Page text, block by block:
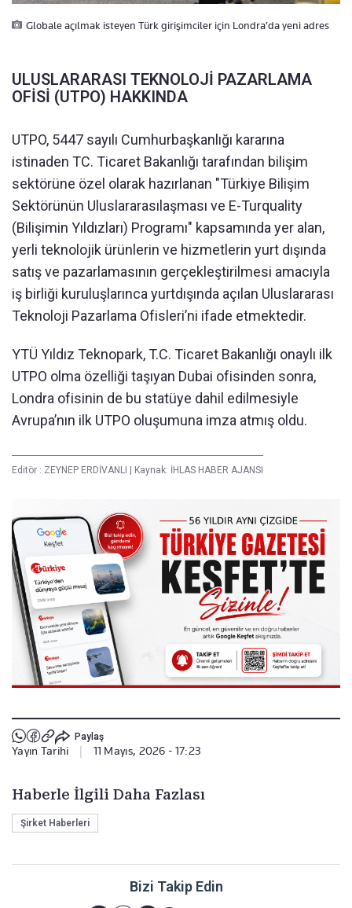
Globale açılmak isteyen Türk girişimciler için Londra’da yeni adres
ULUSLARARASI TEKNOLOJİ PAZARLAMA
OFİSİ (UTPO) HAKKINDA
UTPO, 5447 sayılı Cumhurbaşkanlığı kararına
istinaden TC. Ticaret Bakanlığı tarafından bilişim
sektörüne özel olarak hazırlanan "Türkiye Bilişim
Sektörünün Uluslararasılaşması ve E-Turquality
(Bilişimin Yıldızları) Programı" kapsamında yer alan,
yerli teknolojik ürünlerin ve hizmetlerin yurt dışında
satış ve pazarlamasının gerçekleştirilmesi amacıyla
iş birliği kuruluşlarınca yurtdışında açılan Uluslararası
Teknoloji Pazarlama Ofisleri’ni ifade etmektedir.
YTÜ Yıldız Teknopark, T.C. Ticaret Bakanlığı onaylı ilk
UTPO olma özelliği taşıyan Dubai ofisinden sonra,
Londra ofisinin de bu statüye dahil edilmesiyle
Avrupa’nın ilk UTPO oluşumuna imza atmış oldu.
Editör : ZEYNEP ERDİVANLI Kaynak: İHLAS HABER AJANSI
Paylaş
Yayın Tarihi 11 Mayıs, 2026 - 17:23
Haberle İlgili Daha Fazlası
Şirket Haberleri
Bizi Takip Edin